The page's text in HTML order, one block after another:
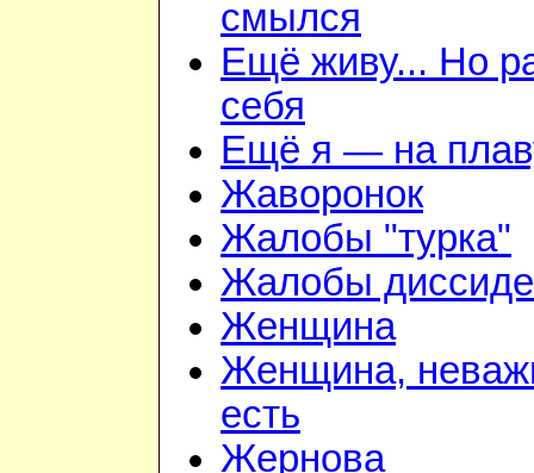
смылся
Ещё живу... Но
себя
Ещё я — на
Жаворонок
Жалобы "турка"
Жалобы
Женщина
Женщина,
есть
Жернова